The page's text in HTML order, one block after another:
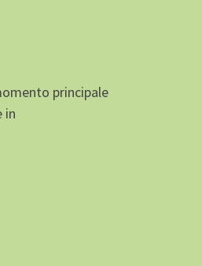
principale
in